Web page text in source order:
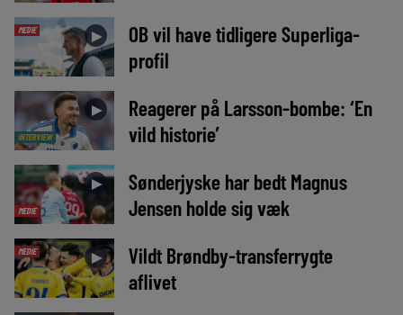
MEDIE ►
OB vil have tidligere Superliga-
profil
INTERVIEW
►
Reagerer på Larsson-bombe: ‘En
vild historie’
MEDIE
►
Sønderjyske har bedt Magnus
Jensen holde sig væk
MEDIE ►
Vildt Brøndby-transferrygte
aflivet